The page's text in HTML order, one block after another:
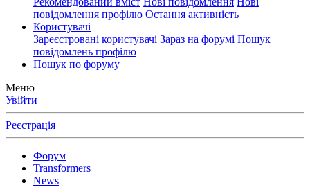
повідомлення профілю Остання активність
Користувачі
Зареєстровані користувачі Зараз на форумі Пошук
повідомлень профілю
Пошук по форуму
Меню
Увійти
Реєстрація
Форум
Transformers
News